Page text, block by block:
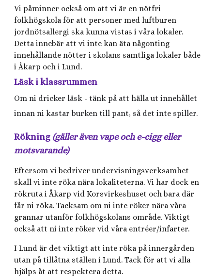
Vi påminner också om att vi är en nötfri
folkhögskola för att personer med luftburen
jordnötsallergi ska kunna vistas i våra lokaler.
Detta innebär att vi inte kan äta någonting
innehållande nötter i skolans samtliga lokaler både
i Åkarp och i Lund.
Läsk i klassrummen
Om ni dricker läsk - tänk på att hälla ut innehållet
innan ni kastar burken till pant, så det inte spiller.
Rökning (gäller även vape och e-cigg eller
motsvarande)
Eftersom vi bedriver undervisningsverksamhet
skall vi inte röka nära lokaliteterna. Vi har dock en
rökruta i Åkarp vid Korsvirkeshuset och bara där
får ni röka. Tacksam om ni inte röker nära våra
grannar utanför folkhögskolans område. Viktigt
också att ni inte röker vid våra entréer/infarter.
I Lund är det viktigt att inte röka på innergården
utan på tillåtna ställen i Lund. Tack för att vi alla
hjälps åt att respektera detta.